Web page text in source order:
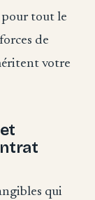
tout le
de
votre
qui